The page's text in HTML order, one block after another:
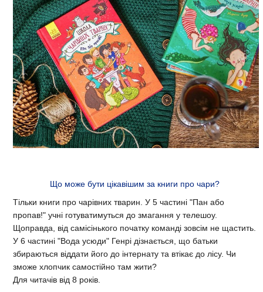
Що може бути цікавішим за книги про чари?
Тільки книги про чарівних тварин. У 5 частині "Пан або
пропав!" учні готуватимуться до змагання у телешоу.
Щоправда, від самісінького початку команді зовсім не щастить.
У 6 частині "Вода усюди" Генрі дізнається, що батьки
збираються віддати його до інтернату та втікає до лісу. Чи
зможе хлопчик самостійно там жити?
Для читачів від 8 років.